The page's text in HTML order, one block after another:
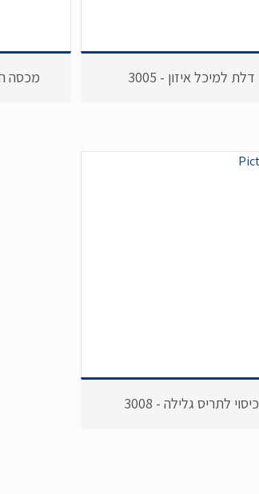
דלת למיכל איזון - 3005 מכסה
כיסוי לתריס גלילה - 3008